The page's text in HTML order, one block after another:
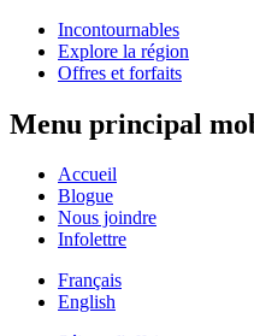
Incontournables
Explore la région
Offres et forfaits
Menu principal
Accueil
Blogue
Nous joindre
Infolettre
Français
English